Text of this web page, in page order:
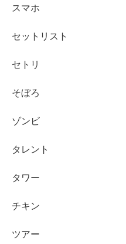
スマホ
セットリスト
セトリ
そぼろ
ゾンビ
タレント
タワー
チキン
ツアー